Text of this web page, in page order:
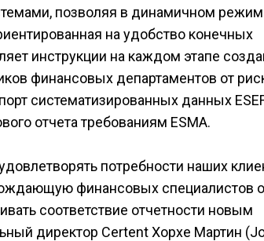
позволяя в динамичном
на удобство конечных
инструкции на каждом этапе
финансовых департаментов от
систематизированных данных
отчета требованиям ESMA.
потребности наших
финансовых специалистов
соответствие отчетности новым
директор Certent Хорхе Мартин